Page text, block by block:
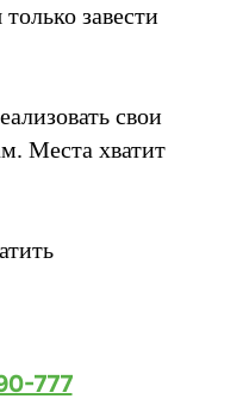
завести
свои
Места хватит
777